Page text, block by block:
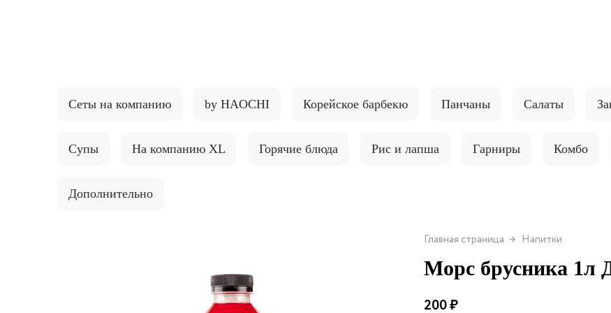
Сеты на компанию by HAOCHI Корейское барбекю Панчаны Салаты
Супы На компанию XL Горячие блюда Рис и лапша Гарниры Комбо
Дополнительно
Главная страница Напитки
Морс брусника 1л
200 ₽